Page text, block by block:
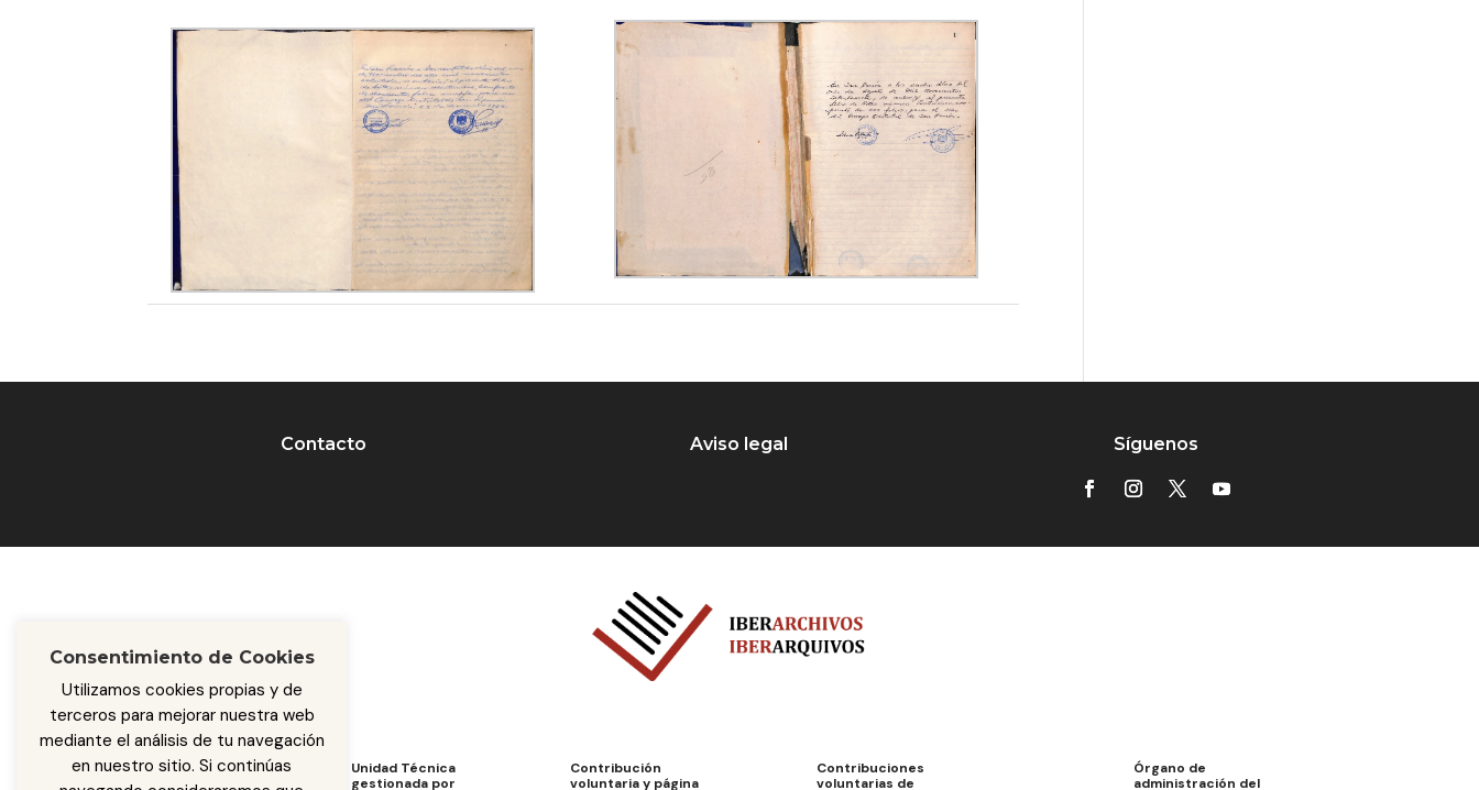
Contacto Aviso legal Síguenos
Programa de Cooperación
Unidad Técnica
gestionada por
Contribución
voluntaria y página
Contribuciones
voluntarias de
Órgano de
administración del
Consentimiento de Cookies
Utilizamos cookies propias y de
terceros para mejorar nuestra web
mediante el análisis de tu navegación
en nuestro sitio. Si continúas